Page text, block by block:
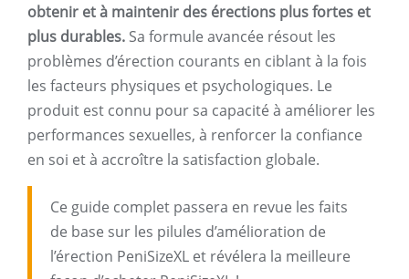
obtenir et à maintenir des érections plus fortes et
plus durables. Sa formule avancée résout les
problèmes d’érection courants en ciblant à la fois
les facteurs physiques et psychologiques. Le
produit est connu pour sa capacité à améliorer les
performances sexuelles, à renforcer la confiance
en soi et à accroître la satisfaction globale.
Ce guide complet passera en revue les faits
de base sur les pilules d’amélioration de
l’érection PeniSizeXL et révélera la meilleure